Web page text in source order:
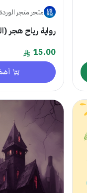
متجر متجر
رواية رياح هجر
15.00